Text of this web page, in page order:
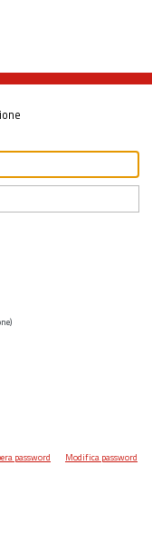
password Modifica password